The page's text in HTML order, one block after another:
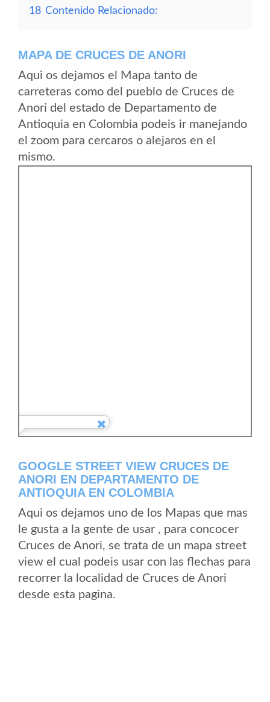
18 Contenido Relacionado:
MAPA DE CRUCES DE ANORI
Aqui os dejamos el Mapa tanto de
carreteras como del pueblo de Cruces de
Anori del estado de Departamento de
Antioquia en Colombia podeis ir manejando
el zoom para cercaros o alejaros en el
mismo.
GOOGLE STREET VIEW CRUCES DE
ANORI EN DEPARTAMENTO DE
ANTIOQUIA EN COLOMBIA
Aqui os dejamos uno de los Mapas que mas
le gusta a la gente de usar , para concocer
Cruces de Anori, se trata de un mapa street
view el cual podeis usar con las flechas para
recorrer la localidad de Cruces de Anori
desde esta pagina.